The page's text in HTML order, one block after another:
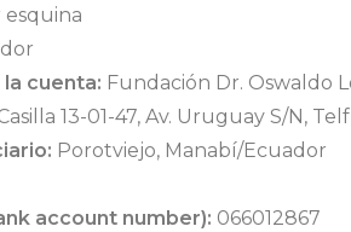
cuenta: Fundación Dr. Oswaldo
13-01-47, Av. Uruguay S/N,
Porotviejo, Manabí/Ecuador
account number): 066012867